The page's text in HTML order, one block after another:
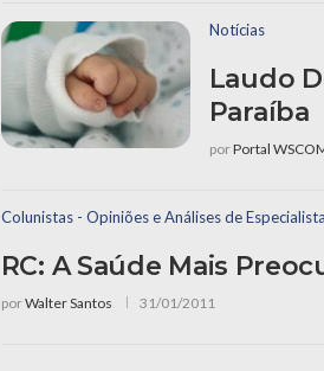
Notícias
Laudo
Paraíba
porPortal
Colunistas - Opiniões e Análises de
RC: A Saúde Mais
porWalter Santos 31/01/2011